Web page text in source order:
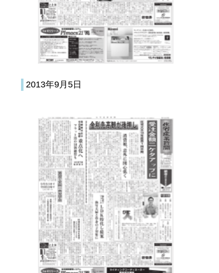
2013年9月5日